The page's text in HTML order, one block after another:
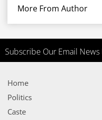
More From Author
Subscribe Our Email
Home
Politics
Caste